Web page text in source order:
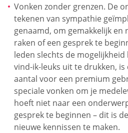
Vonken zonder grenzen. De
tekenen van sympathie
genaamd, om gemakkelijk
raken of een gesprek te
leden slechts de
vind-ik-leuks uit te drukken,
aantal voor een premium
speciale vonken om je
hoeft niet naar een
gesprek te beginnen – dit is
nieuwe kennissen te maken.